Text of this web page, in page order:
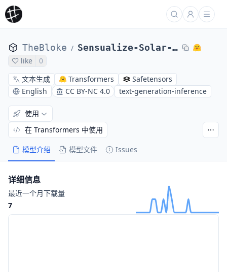
TheBloke / Sensualize-Solar-10.7B-AWQ
like
0
文本生成
Transformers
Safetensors
English
CC BY-NC 4.0 text-generation-inference
模型介绍 模型文件 Issues
使用
在 Transformers 中使用
详细信息
最近一个月下载量
7